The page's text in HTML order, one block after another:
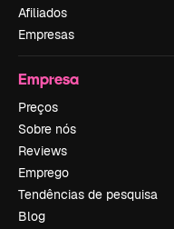
Afiliados
Empresas
Empresa
Preços
Sobre nós
Reviews
Emprego
Tendências de pesquisa
Blog